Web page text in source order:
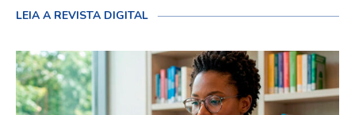
LEIA A REVISTA DIGITAL